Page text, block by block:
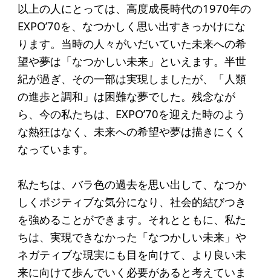
以上の人にとっては、高度成長時代の1970年の
EXPO’70を、なつかしく思い出すきっかけにな
ります。当時の人々がいだいていた未来への希
望や夢は「なつかしい未来」といえます。半世
紀が過ぎ、その一部は実現しましたが、「人類
の進歩と調和」は困難な夢でした。残念なが
ら、今の私たちは、EXPO’70を迎えた時のよう
な熱狂はなく、未来への希望や夢は描きにくく
なっています。
私たちは、バラ色の過去を思い出して、なつか
しくポジティブな気分になり、社会的結びつき
を強めることができます。それとともに、私た
ちは、実現できなかった「なつかしい未来」や
ネガティブな現実にも目を向けて、より良い未
来に向けて歩んでいく必要があると考えていま